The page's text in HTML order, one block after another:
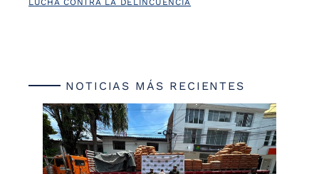
LUCHA CONTRA LA DELINCUENCIA
NOTICIAS MÁS RECIENTES